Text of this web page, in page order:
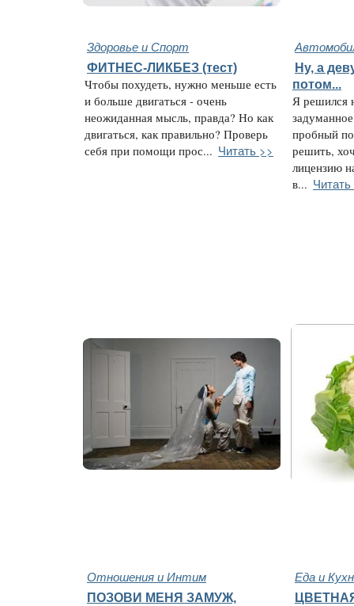
Здоровье и Спорт
ФИТНЕС-ЛИКБЕЗ (тест)
Чтобы похудеть, нужно меньше есть
и больше двигаться - очень
неожиданная мысль, правда? Но как
двигаться, как правильно? Проверь
себя при помощи прос... Читать >>
Ну, а
потом...
Я решился
пробный
решить,
лицензию
в...
Отношения и Интим Еда и
ПОЗОВИ МЕНЯ ЗАМУЖ,